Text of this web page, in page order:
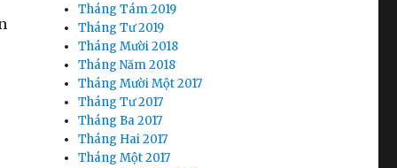
Tháng Tám 2019
Tháng Tư 2019
Tháng Mười 2018
Tháng Năm 2018
Tháng Mười Một 2017
Tháng Tư 2017
Tháng Ba 2017
Tháng Hai 2017
Tháng Một 2017